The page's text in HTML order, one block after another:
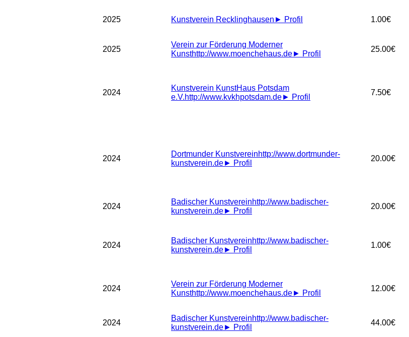
2025 Kunstverein Recklinghausen ► Profil 1.00€
2025
Verein zur Förderung Moderner
Kunsthttp://www.moenchehaus.de► Profil
25.00€
2024
Kunstverein KunstHaus Potsdam
e.V.http://www.kvkhpotsdam.de► Profil
7.50€
2024
Dortmunder Kunstvereinhttp://www.dortmunder-
kunstverein.de► Profil
20.00€
2024
Badischer Kunstvereinhttp://www.badischer-
kunstverein.de► Profil
20.00€
2024
Badischer Kunstvereinhttp://www.badischer-
kunstverein.de► Profil
1.00€
2024
Verein zur Förderung Moderner
Kunsthttp://www.moenchehaus.de► Profil
12.00€
2024
Badischer Kunstvereinhttp://www.badischer-
kunstverein.de► Profil
44.00€